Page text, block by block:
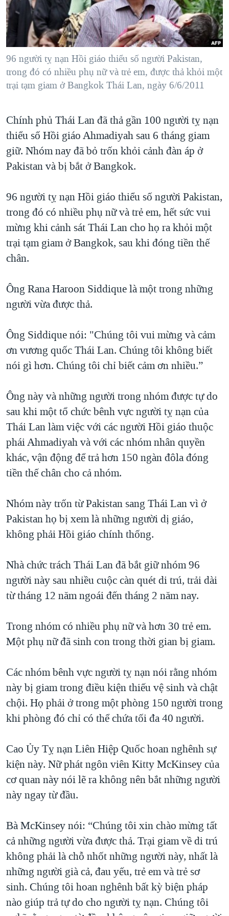
"Tìm" NGƯỜI VIỆT HẢI NGOẠI
ĐỜI SỐNG
KINH TẾ
KHOA HỌC
SỨC KHOẺ
THỂ THAO
GIÁO DỤC
TẠI
HÀNH TRÌNH BẦU CỬ 2024
MỘT NĂM CHIẾN TRANH TẠI DẢI GAZA
GIẢI MÃ VÀNH ĐAI & CON ĐƯỜNG
NGÀY TỊ NẠN THẾ GIỚI
CHI PHÍ CHIẾN TRANH AFGHANISTAN
CÁC GIÁ TRỊ CỘNG HÒA Ở VIỆT NAM
THƯỢNG ĐỈNH TRUMP-KIM TẠI VIỆT NAM
NGƯ DÂN VIỆT VÀ LÀN SÓNG TRỘM HẢI SÂM
BÊN KIA QUỐC LỘ: TIẾNG VỌNG TỪ NÔNG THÔN MỸ
QUAN HỆ VIỆT MỸ
VIDEO
NGHE
MẠNG XÃ HỘI
96 người tỵ nạn Hồi giáo thiểu số người Pakistan,
trong đó có nhiều phụ nữ và trẻ em, được thả khỏi một
trại tạm giam ở Bangkok Thái Lan, ngày 6/6/2011
Chính phủ Thái Lan đã thả gần 100 người tỵ nạn
thiểu số Hồi giáo Ahmadiyah sau 6 tháng giam
giữ. Nhóm nay đã bỏ trốn khỏi cảnh đàn áp ở
Pakistan và bị bắt ở Bangkok.
96 người tỵ nạn Hồi giáo thiểu số người Pakistan,
trong đó có nhiều phụ nữ và trẻ em, hết sức vui
mừng khi cảnh sát Thái Lan cho họ ra khỏi một
trại tạm giam ở Bangkok, sau khi đóng tiền thế
chân.
Ông Rana Haroon Siddique là một trong những
người vừa được thả.
Ông Siddique nói: "Chúng tôi vui mừng và cảm
ơn vương quốc Thái Lan. Chúng tôi không biết
nói gì hơn. Chúng tôi chỉ biết cảm ơn nhiều.”
Ông này và những người trong nhóm được tự do
sau khi một tổ chức bênh vực người tỵ nạn của
Thái Lan làm việc với các người Hồi giáo thuộc
phái Ahmadiyah và với các nhóm nhân quyền
khác, vận động để trả hơn 150 ngàn đôla đóng
tiền thế chân cho cả nhóm.
Nhóm này trốn từ Pakistan sang Thái Lan vì ở
Pakistan họ bị xem là những người dị giáo,
không phải Hồi giáo chính thống.
Nhà chức trách Thái Lan đã bắt giữ nhóm 96
người này sau nhiều cuộc càn quét di trú, trải dài
từ tháng 12 năm ngoái đến tháng 2 năm nay.
Trong nhóm có nhiều phụ nữ và hơn 30 trẻ em.
Một phụ nữ đã sinh con trong thời gian bị giam.
Các nhóm bênh vực người tỵ nạn nói rằng nhóm
này bị giam trong điều kiện thiếu vệ sinh và chật
chội. Họ phải ở trong một phòng 150 người trong
khi phòng đó chỉ có thể chứa tối đa 40 người.
Cao Ủy Tỵ nạn Liên Hiệp Quốc hoan nghênh sự
kiện này. Nữ phát ngôn viên Kitty McKinsey của
cơ quan này nói lẽ ra không nên bắt những người
này ngay từ đầu.
Bà McKinsey nói: “Chúng tôi xin chào mừng tất
cả những người vừa được thả. Trại giam về di trú
không phải là chỗ nhốt những người này, nhất là
những người già cả, đau yếu, trẻ em và trẻ sơ
sinh. Chúng tôi hoan nghênh bất kỳ biện pháp
nào giúp trả tự do cho người tỵ nạn. Chúng tôi